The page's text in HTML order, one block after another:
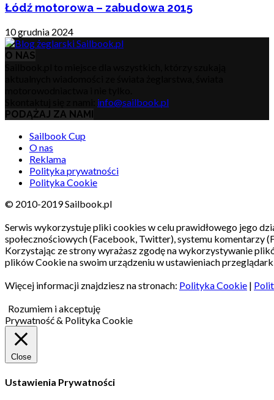
Łódź motorowa – zabudowa 2015
10 grudnia 2024
O NAS
info@sailbook.pl
PODĄŻAJ ZA NAMI
Sailbook Cup
O nas
Reklama
Polityka prywatności
Polityka Cookie
© 2010-2019 Sailbook.pl
Serwis wykorzystuje pliki cookies w celu prawidłowego jego
społecznościowych (Facebook, Twitter), systemu komentarzy
Korzystając ze strony wyrażasz zgodę na wykorzystywanie
plików Cookie na swoim urządzeniu w ustawieniach
Więcej informacji znajdziesz na stronach: Polityka Cookie |
Rozumiem i akceptuję
Prywatność & Polityka Cookie
Close
Ustawienia Prywatności